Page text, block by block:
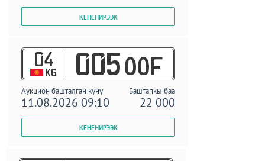
04
KG 005 OOF
Аукцион башталган күнү Баштапкы баа
11.08.2026 09:10 22 000